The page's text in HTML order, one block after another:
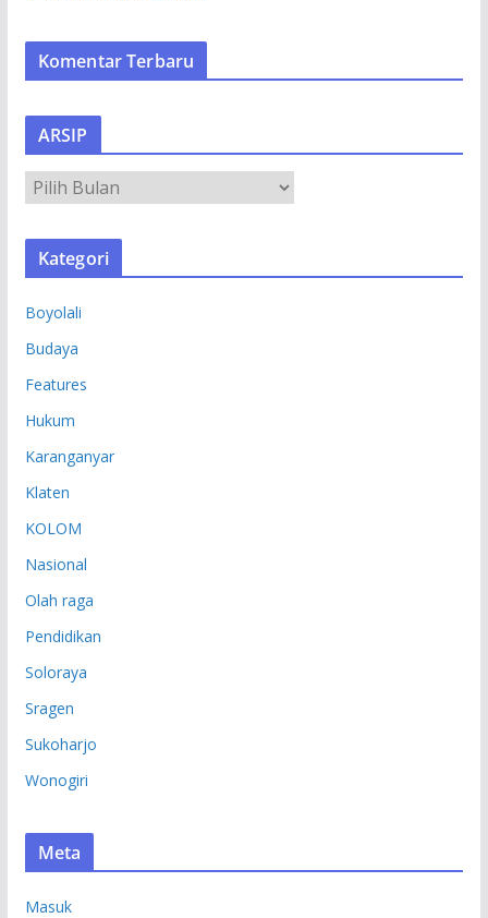
Komentar Terbaru
ARSIP
R
S
Kategori
Boyolali
Budaya
Features
Hukum
Karanganyar
Klaten
KOLOM
Nasional
Olah raga
Pendidikan
Soloraya
Sragen
Sukoharjo
Wonogiri
Meta
Masuk